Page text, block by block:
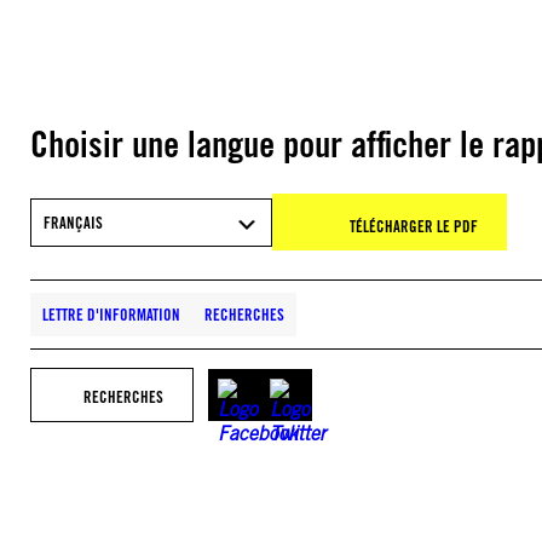
Choisir une langue pour afficher le
FRANÇAIS TÉLÉCHARGER LE PDF
LETTRE D'INFORMATION RECHERCHES
RECHERCHES